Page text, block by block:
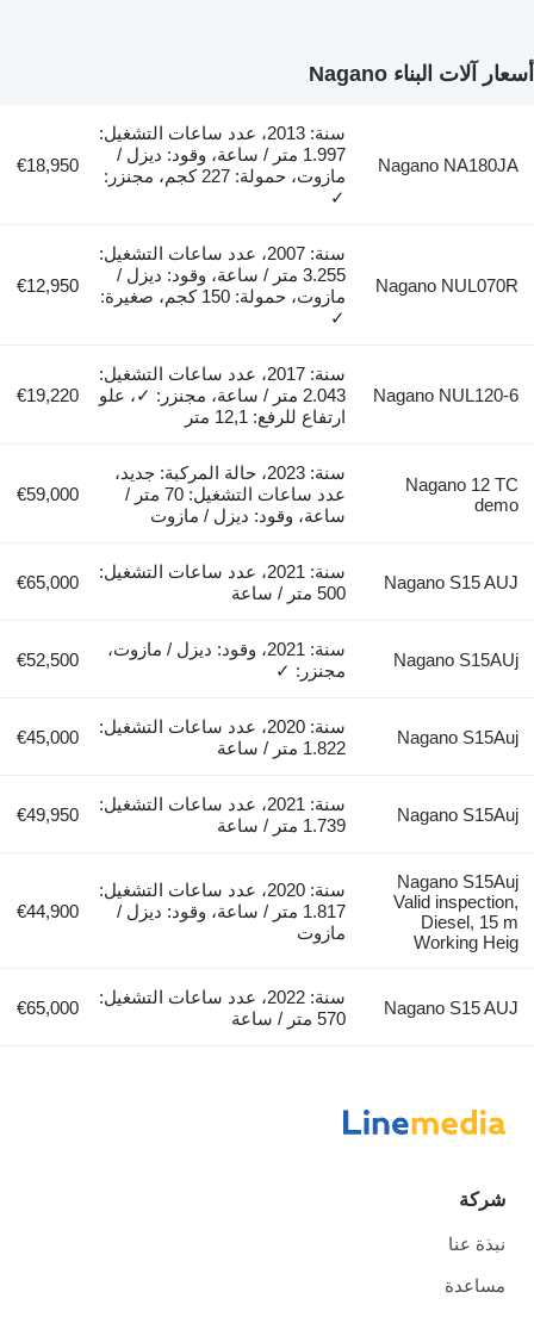
أسعار آلات البناء Nagano
Nagano NA180JA
سنة: 2013، عدد ساعات التشغيل:
1.997 متر / ساعة، وقود: ديزل /
مازوت، حمولة: 227 كجم، مجنزر:
✓
€18,950
Nagano NUL070R
سنة: 2007، عدد ساعات التشغيل:
3.255 متر / ساعة، وقود: ديزل /
مازوت، حمولة: 150 كجم، صغيرة:
✓
€12,950
Nagano NUL120-6
سنة: 2017، عدد ساعات التشغيل:
2.043 متر / ساعة، مجنزر: ✓، علو
ارتفاع للرفع: 12,1 متر
€19,220
Nagano 12 TC
demo
سنة: 2023، حالة المركبة: جديد،
عدد ساعات التشغيل: 70 متر /
ساعة، وقود: ديزل / مازوت
€59,000
Nagano S15 AUJ
سنة: 2021، عدد ساعات التشغيل:
500 متر / ساعة
€65,000
Nagano S15AUj
سنة: 2021، وقود: ديزل / مازوت،
مجنزر: ✓
€52,500
Nagano S15Auj
سنة: 2020، عدد ساعات التشغيل:
1.822 متر / ساعة
€45,000
Nagano S15Auj
سنة: 2021، عدد ساعات التشغيل:
1.739 متر / ساعة
€49,950
Nagano S15Auj
Valid inspection,
Diesel, 15 m
Working Heig
سنة: 2020، عدد ساعات التشغيل:
1.817 متر / ساعة، وقود: ديزل /
مازوت
€44,900
Nagano S15 AUJ
سنة: 2022، عدد ساعات التشغيل:
570 متر / ساعة
€65,000
شركة
نبذة عنا
مساعدة